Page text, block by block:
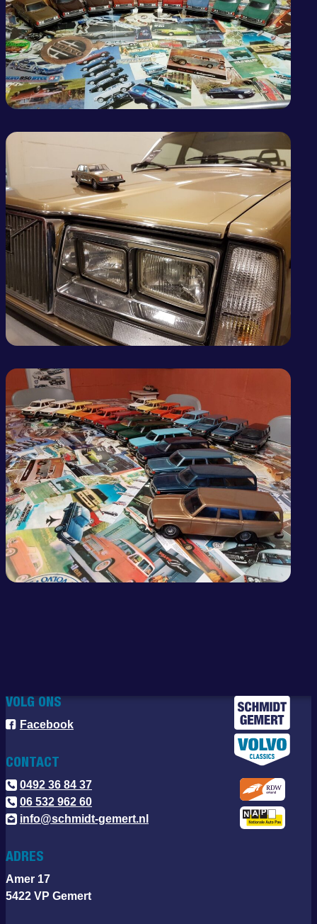
VOLG ONS
Facebook
CONTACT
0492 36 84 37
06 532 962 60
info@schmidt-gemert.nl
ADRES
Amer 17
5422 VP Gemert